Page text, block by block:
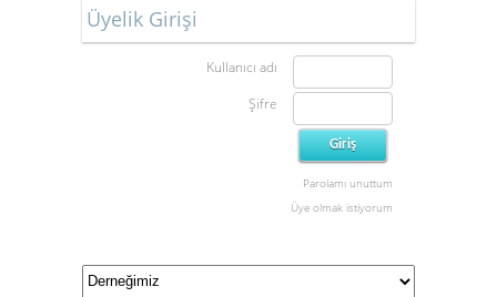
Üyelik Girişi
Kullanıcı adı
Şifre
Parolamı unuttum
Üye olmak istiyorum